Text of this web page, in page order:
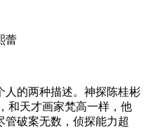
蕾
人的两种描述。神探陈桂彬
和天才画家梵高一样，他
管破案无数，侦探能力超